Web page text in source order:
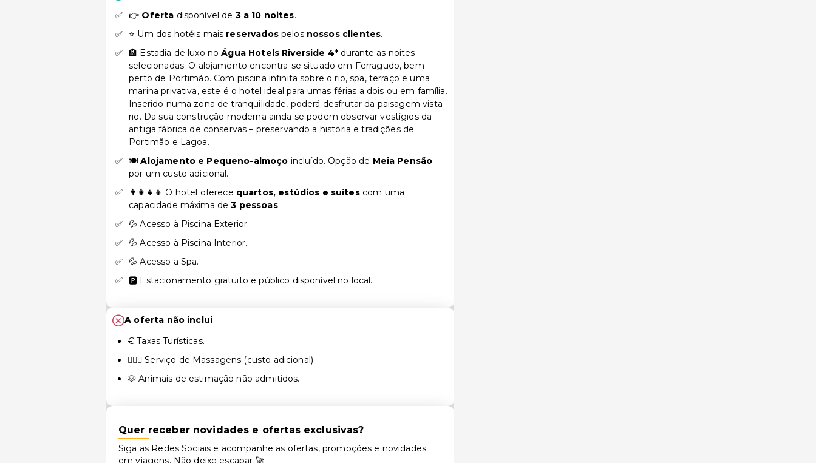
👉 Oferta disponível de 3 a 10 noites.
⭐ Um dos hotéis mais reservadospelos nossos clientes.
🏨 Estadia de luxo noÁgua Hotels Riverside 4*durante as noites
selecionadas. O alojamento encontra-se situado em Ferragudo, bem
perto de Portimão. Com piscina infinita sobre o rio, spa, terraço e uma
marina privativa, este é o hotel ideal para umas férias a dois ou em família.
Inserido numa zona de tranquilidade, poderá desfrutar da paisagem vista
rio. Da sua construção moderna ainda se podem observar vestígios da
antiga fábrica de conservas – preservando a história e tradições de
Portimão e Lagoa.
🍽️Alojamento e Pequeno-almoço incluído. Opção de Meia Pensão
por um custo adicional.
👨‍👩‍👧‍👦 O hotel oferece quartos, estúdios e suítes com uma
capacidade máxima de 3 pessoas.
💦 Acesso à Piscina Exterior.
💦 Acesso à Piscina Interior.
💦 Acesso a Spa.
🅿️ Estacionamento gratuito e público disponível no local.
A oferta não inclui
€ Taxas Turísticas.
💆🏻‍♀️ Serviço de Massagens (custo adicional).
🐶 Animais de estimação não admitidos.
Quer receber novidades e ofertas exclusivas?
Siga as Redes Sociais e acompanhe as ofertas, promoções e novidades
em viagens. Não deixe escapar 🚀